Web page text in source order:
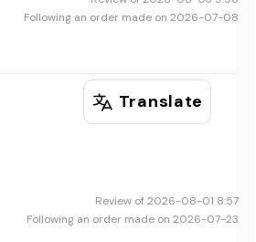
Following an order made on 2026-07-08
Translate
Review of 2026-08-01 8:57
Following an order made on 2026-07-23